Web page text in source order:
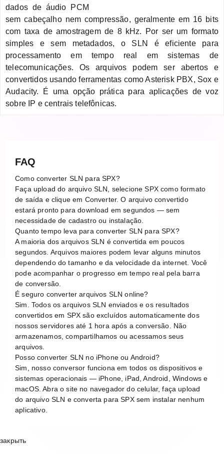
dados de áudio PCM
sem cabeçalho nem compressão, geralmente em 16 bits
com taxa de amostragem de 8 kHz. Por ser um formato
simples e sem metadados, o SLN é eficiente para
processamento em tempo real em sistemas de
telecomunicações. Os arquivos podem ser abertos e
convertidos usando ferramentas como Asterisk PBX, Sox e
Audacity. É uma opção prática para aplicações de voz
sobre IP e centrais telefônicas.
FAQ
Como converter SLN para SPX?
Faça upload do arquivo SLN, selecione SPX como formato
de saída e clique em Converter. O arquivo convertido
estará pronto para download em segundos — sem
necessidade de cadastro ou instalação.
Quanto tempo leva para converter SLN para SPX?
A maioria dos arquivos SLN é convertida em poucos
segundos. Arquivos maiores podem levar alguns minutos
dependendo do tamanho e da velocidade da internet. Você
pode acompanhar o progresso em tempo real pela barra
de conversão.
É seguro converter arquivos SLN online?
Sim. Todos os arquivos SLN enviados e os resultados
convertidos em SPX são excluídos automaticamente dos
nossos servidores até 1 hora após a conversão. Não
armazenamos, compartilhamos ou acessamos seus
arquivos.
Posso converter SLN no iPhone ou Android?
Sim, nosso conversor funciona em todos os dispositivos e
sistemas operacionais — iPhone, iPad, Android, Windows e
macOS. Abra o site no navegador do celular, faça upload
do arquivo SLN e converta para SPX sem instalar nenhum
aplicativo.
закрыть